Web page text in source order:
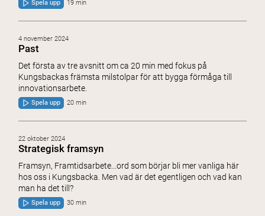
Spela upp 19 min
4 november 2024
Past
Det första av tre avsnitt om ca 20 min med fokus på
Kungsbackas främsta milstolpar för att bygga förmåga till
innovationsarbete.
Spela upp 20 min
22 oktober 2024
Strategisk framsyn
Framsyn, Framtidsarbete...ord som börjar bli mer vanliga här
hos oss i Kungsbacka. Men vad är det egentligen och vad kan
man ha det till?
Spela upp 30 min